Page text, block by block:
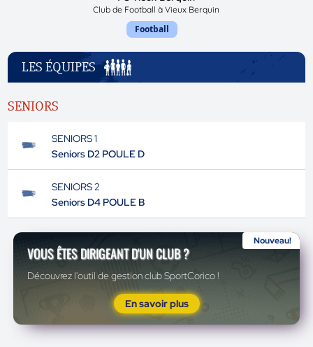
Club de Football à Vieux Berquin
Football
LES ÉQUIPES
SENIORS
SENIORS 1
Seniors D2 POULE D
SENIORS 2
Seniors D4 POULE B
Nouveau!
VOUS ÊTES DIRIGEANT D'UN CLUB ?
Découvrez l'outil de gestion club SportCorico !
En savoir plus